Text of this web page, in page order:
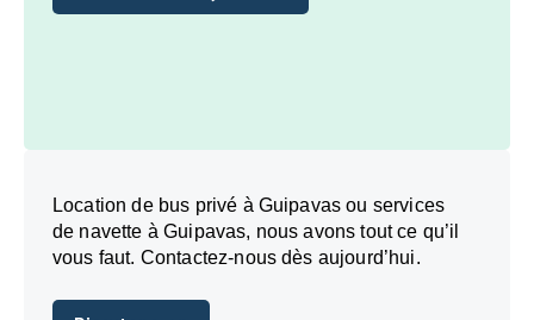
Réservez dès aujourd’hui
Location de bus privé à Guipavas ou services
de navette à Guipavas, nous avons tout ce qu’il
vous faut. Contactez-nous dès aujourd’hui.